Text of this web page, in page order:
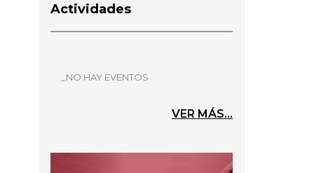
Actividades
_NO HAY EVENTOS
VER MÁS...